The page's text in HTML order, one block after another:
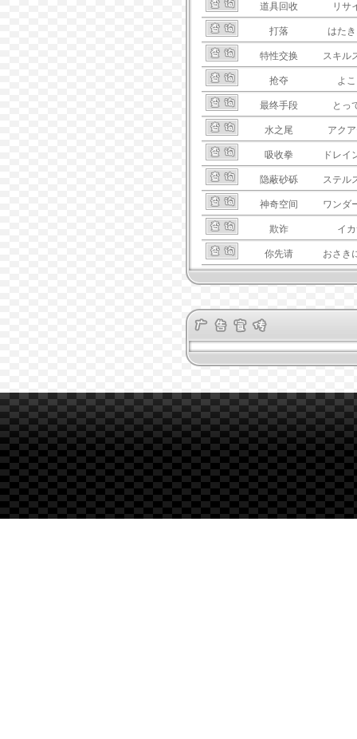
道具回收 リサ
打落 はた
特性交换 スキル
抢夺 よ
最终手段 とっ
水之尾 アク
吸收拳 ドレイ
隐蔽砂砾 ステル
神奇空间 ワンダ
欺诈 イ
你先请 おさき